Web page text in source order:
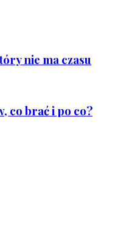
nie ma czasu
co brać i po co?